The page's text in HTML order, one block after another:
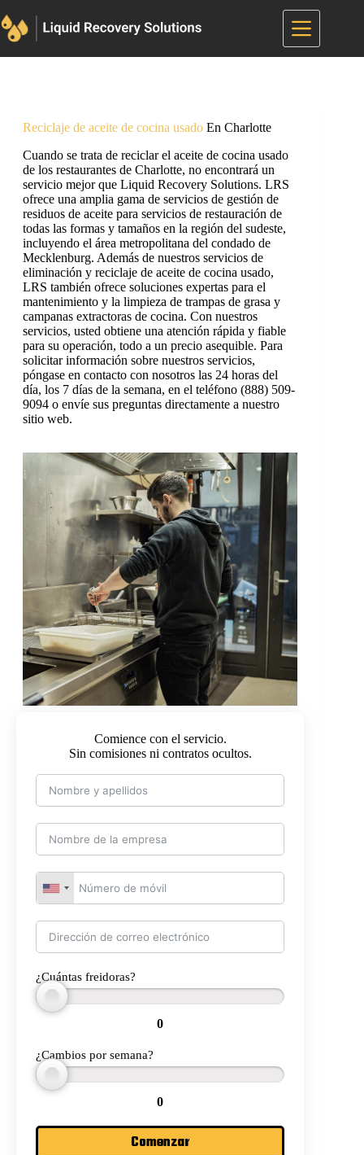
al
contenido
Reciclaje de aceite de cocina usado En Charlotte
Cuando se trata de reciclar el aceite de cocina usado
de los restaurantes de Charlotte, no encontrará un
servicio mejor que Liquid Recovery Solutions. LRS
ofrece una amplia gama de servicios de gestión de
residuos de aceite para servicios de restauración de
todas las formas y tamaños en la región del sudeste,
incluyendo el área metropolitana del condado de
Mecklenburg. Además de nuestros servicios de
eliminación y reciclaje de aceite de cocina usado,
LRS también ofrece soluciones expertas para el
mantenimiento y la limpieza de trampas de grasa y
campanas extractoras de cocina. Con nuestros
servicios, usted obtiene una atención rápida y fiable
para su operación, todo a un precio asequible. Para
solicitar información sobre nuestros servicios,
póngase en contacto con nosotros las 24 horas del
día, los 7 días de la semana, en el teléfono (888) 509-
9094 o envíe sus preguntas directamente a nuestro
sitio web.
Comience con el servicio.
Sin comisiones ni contratos ocultos.
¿Cuántas freidoras?
0
¿Cambios por semana?
0
Comenzar